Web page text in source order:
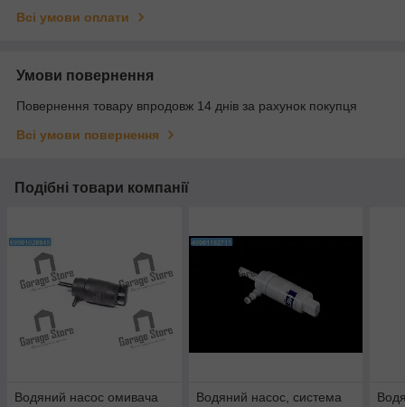
Всі умови оплати
Умови повернення
Повернення товару впродовж 14 днів за рахунок покупця
Всі умови повернення
Подібні товари компанії
Водяний насос омивача
Водяний насос, система